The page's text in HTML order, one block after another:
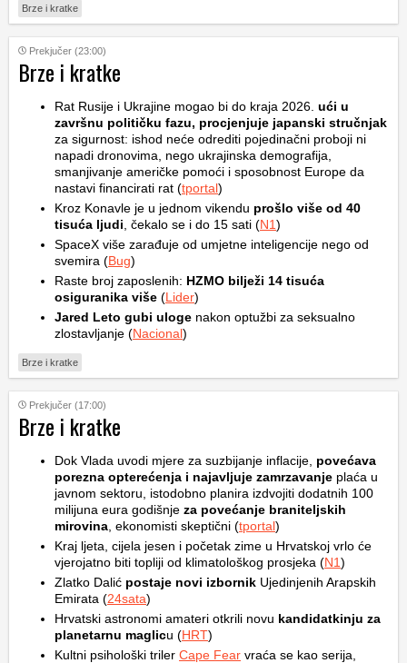
Brze i kratke
Prekjučer (23:00)
Brze i kratke
Rat Rusije i Ukrajine mogao bi do kraja 2026. ući u
završnu političku fazu, procjenjuje japanski stručnjak
za sigurnost: ishod neće odrediti pojedinačni proboji ni
napadi dronovima, nego ukrajinska demografija,
smanjivanje američke pomoći i sposobnost Europe da
nastavi financirati rat (tportal)
Kroz Konavle je u jednom vikendu prošlo više od 40
tisuća ljudi , čekalo se i do 15 sati (N1)
SpaceX više zarađuje od umjetne inteligencije nego od
svemira (Bug)
Raste broj zaposlenih: HZMO bilježi 14 tisuća
osiguranika više (Lider)
Jared Leto gubi uloge nakon optužbi za seksualno
zlostavljanje (Nacional)
Brze i kratke
Prekjučer (17:00)
Brze i kratke
Dok Vlada uvodi mjere za suzbijanje inflacije, povećava
porezna opterećenja i najavljuje zamrzavanje plaća u
javnom sektoru, istodobno planira izdvojiti dodatnih 100
milijuna eura godišnje za povećanje braniteljskih
mirovina , ekonomisti skeptični (tportal)
Kraj ljeta, cijela jesen i početak zime u Hrvatskoj vrlo će
vjerojatno biti topliji od klimatološkog prosjeka (N1)
Zlatko Dalić postaje novi izbornik Ujedinjenih Arapskih
Emirata (24sata)
Hrvatski astronomi amateri otkrili novu kandidatkinju za
planetarnu maglicu (HRT)
Kultni psihološki triler Cape Fear vraća se kao serija,